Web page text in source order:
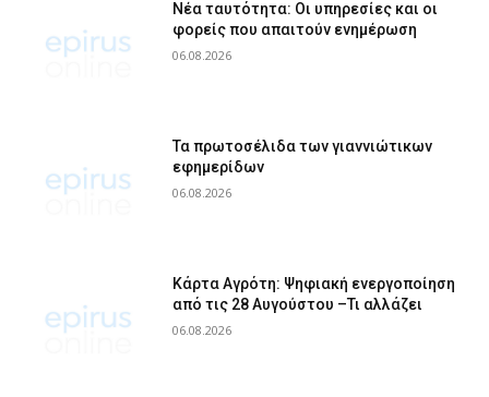
Νέα ταυτότητα: Οι υπηρεσίες και οι
φορείς που απαιτούν ενημέρωση
06.08.2026
Τα πρωτοσέλιδα των γιαννιώτικων
εφημερίδων
06.08.2026
Κάρτα Αγρότη: Ψηφιακή ενεργοποίηση
από τις 28 Αυγούστου –Τι αλλάζει
06.08.2026